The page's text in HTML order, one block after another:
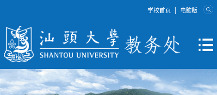
学校首页 | 电脑版